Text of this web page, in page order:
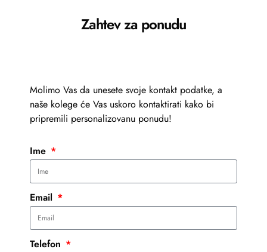
Zahtev za ponudu
Molimo Vas da unesete svoje kontakt podatke, a
naše kolege će Vas uskoro kontaktirati kako bi
pripremili personalizovanu ponudu!
Ime
Email
Telefon